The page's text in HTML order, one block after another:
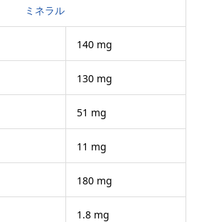
ミネラル
140 mg
130 mg
51 mg
11 mg
180 mg
1.8 mg